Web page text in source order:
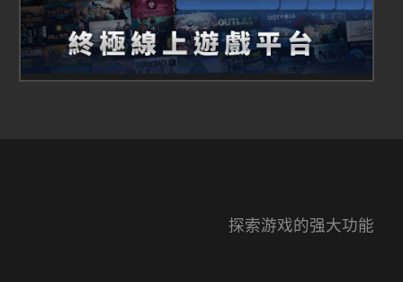
探索游戏的强大功能